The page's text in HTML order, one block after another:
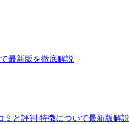
最新版を徹底解説
ミと評判 特徴について最新版解説